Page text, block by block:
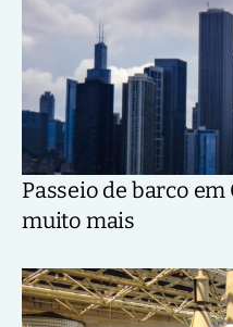
Passeio de barco
muito mais